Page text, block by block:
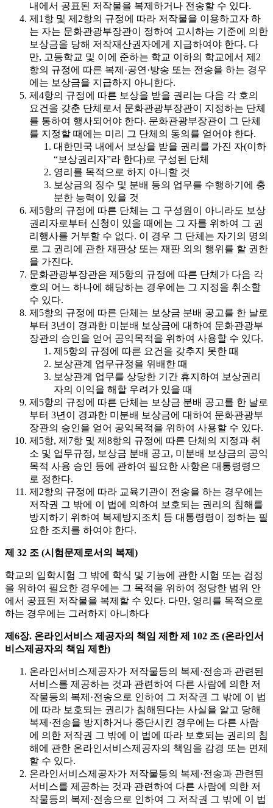
내에서 공표된 저작물을 복제하거나 전송할 수 있다.
제1항 및 제2항의 규정에 따라 저작물을 이용하고자 하
는 자는 문화관광부장관이 정하여 고시하는 기준에 의한
보상금을 당해 저작재산권자에게 지급하여야 한다. 다
만, 고등학교 및 이에 준하는 학교 이하의 학교에서 제2
항의 규정에 따른 복제·공연·방송 또는 전송을 하는 경우
에는 보상금을 지급하지 아니한다.
제4항의 규정에 따른 보상을 받을 권리는 다음 각 호의
요건을 갖춘 단체로서 문화관광부장관이 지정하는 단체
를 통하여 행사되어야 한다. 문화관광부장관이 그 단체
를 지정할 때에는 미리 그 단체의 동의를 얻어야 한다.
대한민국 내에서 보상을 받을 권리를 가진 자(이하
“보상권리자”라 한다)로 구성된 단체
영리를 목적으로 하지 아니할 것
보상금의 징수 및 분배 등의 업무를 수행하기에 충
분한 능력이 있을 것
제5항의 규정에 따른 단체는 그 구성원이 아니라도 보상
권리자로부터 신청이 있을 때에는 그 자를 위하여 그 권
리행사를 거부할 수 없다. 이 경우 그 단체는 자기의 명의
로 그 권리에 관한 재판상 또는 재판 외의 행위를 할 권한
을 가진다.
문화관광부장관은 제5항의 규정에 따른 단체가 다음 각
호의 어느 하나에 해당하는 경우에는 그 지정을 취소할
수 있다.
제5항의 규정에 따른 단체는 보상금 분배 공고를 한 날로
부터 3년이 경과한 미분배 보상금에 대하여 문화관광부
장관의 승인을 얻어 공익목적을 위하여 사용할 수 있다.
제5항의 규정에 따른 요건을 갖추지 못한 때
보상관계 업무규정을 위배한 때
보상관계 업무를 상당한 기간 휴지하여 보상권리
자의 이익을 해할 우려가 있을 때
제5항의 규정에 따른 단체는 보상금 분배 공고를 한 날로
부터 3년이 경과한 미분배 보상금에 대하여 문화관광부
장관의 승인을 얻어 공익목적을 위하여 사용할 수 있다.
제5항, 제7항 및 제8항의 규정에 따른 단체의 지정과 취
소 및 업무규정, 보상금 분배 공고, 미분배 보상금의 공익
목적 사용 승인 등에 관하여 필요한 사항은 대통령령으
로 정한다.
제2항의 규정에 따라 교육기관이 전송을 하는 경우에는
저작권 그 밖에 이 법에 의하여 보호되는 권리의 침해를
방지하기 위하여 복제방지조치 등 대통령령이 정하는 필
요한 조치를 하여야 한다.
제 32 조 (시험문제로서의 복제)
학교의 입학시험 그 밖에 학식 및 기능에 관한 시험 또는 검정
을 위하여 필요한 경우에는 그 목적을 위하여 정당한 범위 안
에서 공표된 저작물을 복제할 수 있다. 다만, 영리를 목적으로
하는 경우에는 그러하지 아니하다
제6장. 온라인서비스 제공자의 책임 제한 제 102 조 (온라인서
비스제공자의 책임 제한)
온라인서비스제공자가 저작물등의 복제·전송과 관련된
서비스를 제공하는 것과 관련하여 다른 사람에 의한 저
작물등의 복제·전송으로 인하여 그 저작권 그 밖에 이 법
에 따라 보호되는 권리가 침해된다는 사실을 알고 당해
복제·전송을 방지하거나 중단시킨 경우에는 다른 사람
에 의한 저작권 그 밖에 이 법에 따라 보호되는 권리의 침
해에 관한 온라인서비스제공자의 책임을 감경 또는 면제
할 수 있다.
온라인서비스제공자가 저작물등의 복제·전송과 관련된
서비스를 제공하는 것과 관련하여 다른 사람에 의한 저
작물등의 복제·전송으로 인하여 그 저작권 그 밖에 이 법